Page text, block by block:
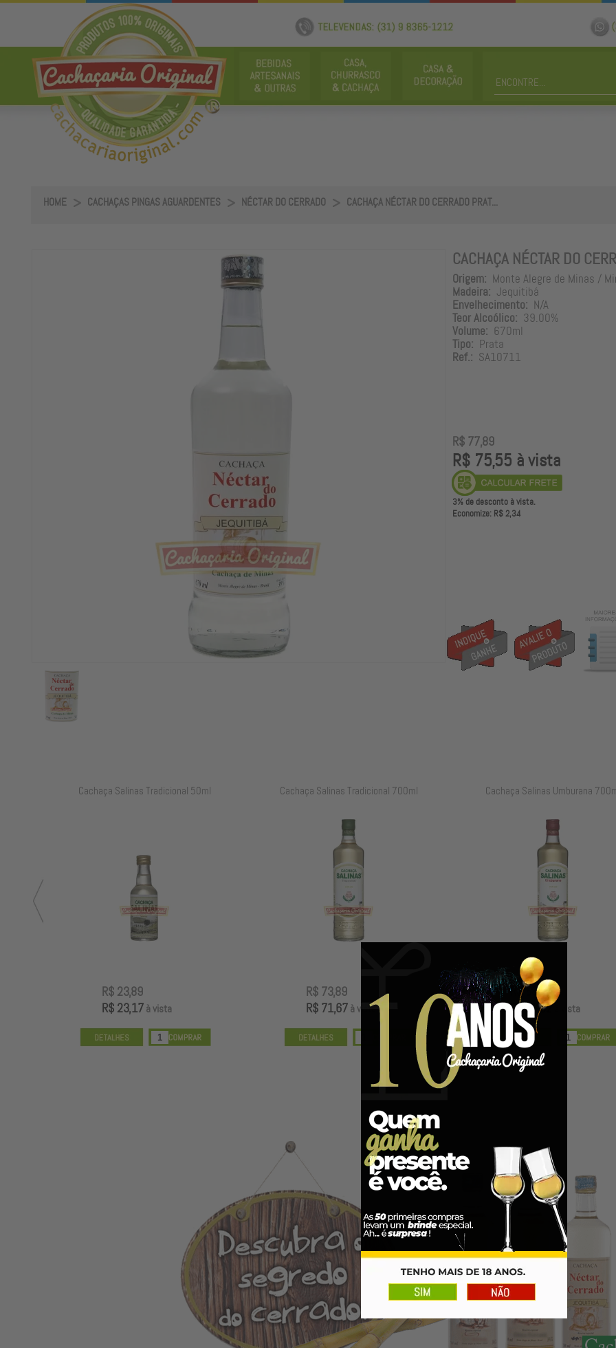
HOME CACHAÇAS PINGAS AGUARDENTES NÉCTAR DO CERRADO CACHAÇA NÉCTAR DO CERRADO PRAT...
CACHAÇA NÉCTAR DO
Origem: Monte Alegre de Minas /
Madeira: Jequitibá
Envelhecimento: N/A
Teor Alcoólico: 39.00%
Volume: 670ml
Tipo: Prata
Ref.: SA10711
R$ 77,89
R$ 75,55 à vista
3% de desconto à vista.
Economize: R$ 2,34
Cachaça Salinas Tradicional 700ml
R$ 73,89
R$ 71,67à vista
Cachaça Salinas Umburana 700ml
R$ 68,89
R$ 66,82à vista
Cachaça Salinas Umburana
R$ 56,89
R$ 55,18à vista